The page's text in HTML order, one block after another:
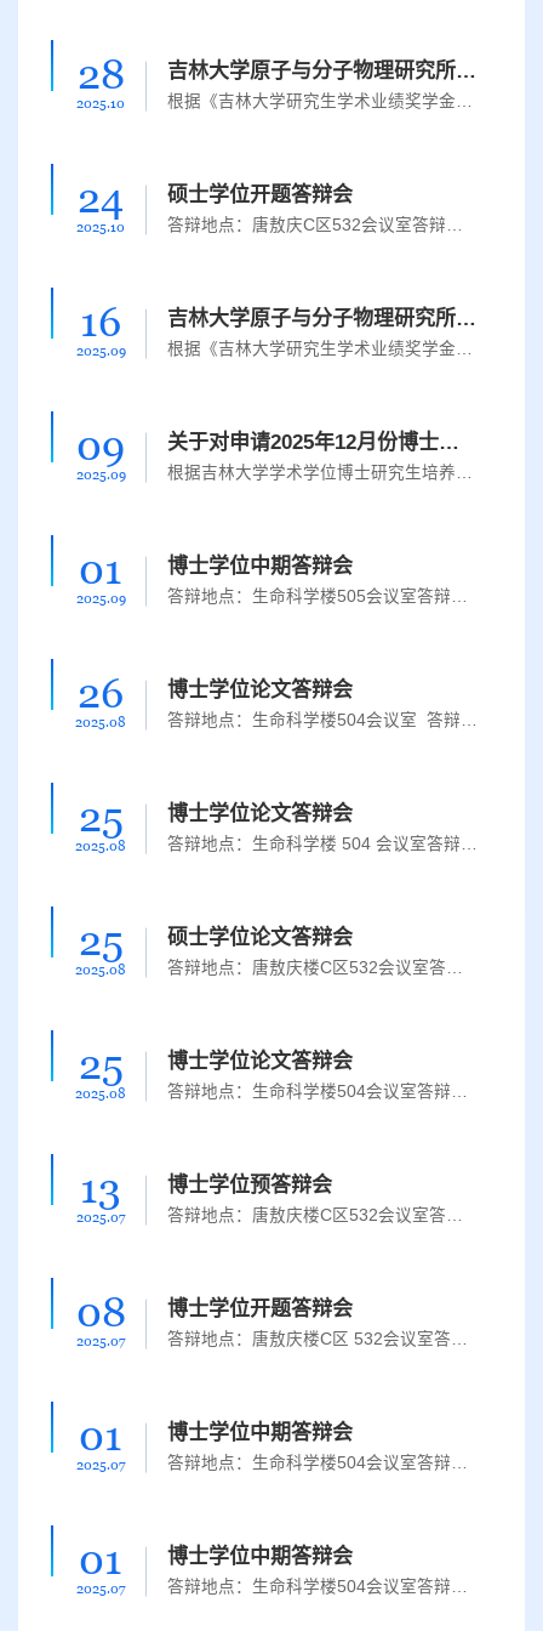
28
2025.10
吉林大学原子与分子物理研究所2024年度研究生学术业绩奖学金拟获奖名单的公示
根据《吉林大学研究生学术业绩奖学金评定办法（试行）》（校发〔2021〕72号）文件精神及学校研究生学术业绩奖学金评定工作的要求，将吉林大学原子与分子物理研究所2024年度研究生学术业绩奖学金拟获奖名单予以公示，详见附件。公示时间为：2025年10月28日-2025年11月3日。如有异议，请在公示阶段实名以书面形式向原子与分子物理研究所反映。联系人： 姜盼盼联系邮箱：jiangpanpan@jlu.edu.cn联系电话：851688172025年10月28日吉...
24
2025.10
硕士学位开题答辩会
答辩地点：唐敖庆C区532会议室答辩时间：2025年10月26日 （星期日）论文题目：红外激光辅助He@C60XUV双电离理论研究答辩人：孙鑫垚指导教师：刘爱华 教授 吉林大学原子与分子物理研究所主席：刘学深 教 授 吉林大学原子与分子物理研究所成员：刘爱华 教 授 吉林大学原子与分子物理研究所 郭 静 教 授 吉林大学原子与分子物理研究所 靳锡联 教 授 吉林大学物理学院 张 军 副教授 吉林大学原子...
16
2025.09
吉林大学原子与分子物理研究所2024年度研究生学术业绩奖学金评定工作实施细则、评定工作委员会和评定监督委员会成员名单的公示
根据《吉林大学研究生学术业绩奖学金评定办法（试行）》（校发〔2021〕72号）文件精神及学校研究生学术业绩奖学金评审工作的要求，现将《原子与分子物理研究所2024年度研究生学术业绩奖学金评定工作实施细则》和《原子与分子物理研究所2024年度研究生学术业绩奖学金评定工作委员会、评定监督委员会成员名单》予以公示，详见附件。公示时间为2025年9月17日--2025年9月19日。如有异议，请在公示期内实名以书面形式向原子与分子物...
09
2025.09
关于对申请2025年12月份博士学位论文答辩的研究生学术成果的公示
根据吉林大学学术学位博士研究生培养与学位工作规定，按照理学部、物理学科学位评定分委员会对博士学位申请者学术成果的要求，对原子与分子物理研究所申请2025年12月份博士学位论文答辩的研究生学术成果进行公示，公示地点：唐敖庆C区5楼公告栏、生命科学楼5楼公告栏，公示时间：2025年9月10日至9月12日，如有异议，请在公示期内具实名以书面形式向原子与分子物理研究所反映。联 系 人：姜老师联系电话：0431-851688172025年9月...
01
2025.09
博士学位中期答辩会
答辩地点：生命科学楼505会议室答辩时间：2025年9月2日上午8:00论文题目：分子角分辨光电离研究答辩人：赵晓戈论文题目：飞秒激光诱导杂环分子解离动力学研究答辩人：卫孟昊指导教师：丁大军 教授主席：金明星 教授 吉林大学成员：丁大军 教授 吉林大学 胡 湛 教授 吉林大学 王春成 教授 吉林大学 罗嗣佐 教授 吉林大学论文题目：从水合团簇到液体环境分子的超快动力学研究答辩人：王馨慧指导教师：...
26
2025.08
博士学位论文答辩会
答辩地点：生命科学楼504会议室 答辩时间：2025年8月27日 （星期三）上午9：00论文题目：飞秒强激光场中不同键合团簇的电离与电子热化研究答 辩 人：杨涛指导教师：丁大军 教授主席：陈 波 研究员 长春光学精密机械与物理研究所 成员：郭 劲 研究员 长春光学精密机械与物理研究所 金明星 教 授 吉林大学 胡 湛 教 授 吉林大学 杨玉军 教 授 吉林大学 王春成 教 授 吉林大学 罗嗣...
25
2025.08
博士学位论文答辩会
答辩地点：生命科学楼 504 会议室答辩时间：2025年08月31日（星期日） 9：30论文题目：超快激光场中负离子的解吸附研究答 辩 人：孙添指导教师：徐海峰 教授主席：陈 京 教授 中国科学技术大学成员：周晓国 教授 中国科学技术大学 郭 静 教授 吉林大学 刘学深 教授 吉林大学 马 日 教授 吉林大
25
2025.08
硕士学位论文答辩会
答辩地点：唐敖庆楼C区532会议室答辩时间：2025年8月28日 13:30论文题目：整形飞秒激光调控空气分子转动波包干涉及相位提取答 辩 人：郑兆凯指导教师：胡湛 吉林大学 教授主席：金明星 教 授 吉林大学成员：刘喜哲 教 授 吉林大学 陈安民 教 授 吉林大学 陈 洲 副教授 吉林大学 李发兵 副教授 吉林大
25
2025.08
博士学位论文答辩会
答辩地点：生命科学楼504会议室答辩时间：2025年8月28日上午8：30论文题目：基于液体介质中飞秒激光诱导超连续谱相干性的干涉测量研究答辩人：张云指导教师：李苏宇 教授主席：高 勋 教授 长春理工大学成员：邵晓强 教授 东北师范大学 金明星 教授 吉林大学 陈安民 教授 吉林大学 刘喜哲 教授 吉林大
13
2025.07
博士学位预答辩会
答辩地点：唐敖庆楼C区532会议室答辩时间：2025年7月16日 上午9:30论文题目：惰性气体原子非序列双电离超快动力学时空调控理论研究答 辩 人：罗璇指导教师：刘学深 教授主席：闫 冰 教授 吉林大学成员：刘学深 教授 吉林大学焦利光 教授 吉林大学刘爱华 教授 吉林大学郭 静 教授 吉林大
08
2025.07
博士学位开题答辩会
答辩地点：唐敖庆楼C区 532会议室答辩时间：2025年7月9日(星期三) 9：00论文题目：小分子/团簇结构、光谱和碰撞动力学的理论研究答 辩 人：刘迪指导教师：闫 冰 教授论文题目：二维体系的交错磁性的理论研究答 辩 人：宋昊霖指导教师：崔中华 教授论文题目：染料分子相干电荷转移超快动力学研究答 辩 人：郭美琳指导教师：石 英 教授答辩委员会主席：刘爱华 教授 吉林大学成员：徐海峰 教授 吉林大学 马 日 教...
01
2025.07
博士学位中期答辩会
答辩地点：生命科学楼504会议室答辩时间：2025年7月２日（星期三）上午 8:30论文题目：锡卤化物钙钛矿太阳电池阳极界面的电荷收集过程答 辩 人：王昕尧指导教师：刘喜哲 教授论文题目：钙钛矿太阳电池的无机空穴传输材料研究答 辩 人：杨清云指导教师：刘喜哲 教授论文题目：超快激光诱导分子转动态相干调控研究答 辩 人：初鑫指导教师：胡 湛 教授答辩委员会主席：金明星 教授 吉林大学成员：胡 湛 教授 吉林大...
01
2025.07
博士学位中期答辩会
答辩地点：生命科学楼504会议室答辩时间：2025年7月２日（星期三）上午 8:30论文题目：高压下2D-0D异质结的超快光谱研究答 辩 人：吴瑞琪指导教师：金明星 教授论文题目：应变作用下强非谐性半导体热电性能的第一性原理计算研究答 辩 人：曾祥榆指导教师：陈安民 教授答辩委员会主席：胡 湛 教授 吉林大学成员：金明星 教授 吉林大学 刘喜哲 教授 吉林大学 陈安民 教授 吉林大学 李苏宇 教授 吉林大